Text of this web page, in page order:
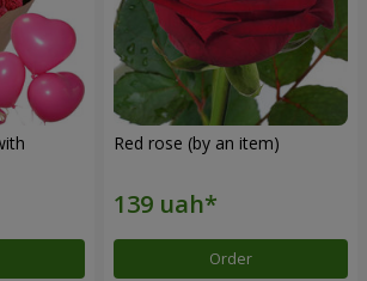
Red rose (by an item)
Order